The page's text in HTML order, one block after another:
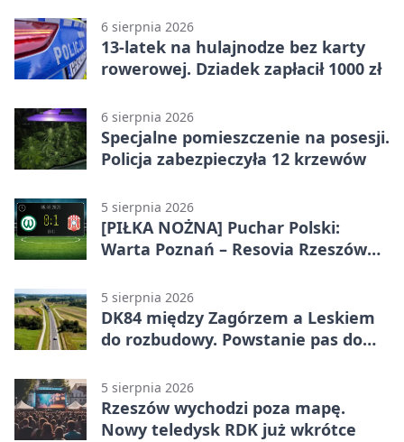
6 sierpnia 2026
13-latek na hulajnodze bez karty
rowerowej. Dziadek zapłacił 1000 zł
6 sierpnia 2026
Specjalne pomieszczenie na posesji.
Policja zabezpieczyła 12 krzewów
5 sierpnia 2026
[PIŁKA NOŻNA] Puchar Polski:
Warta Poznań – Resovia Rzeszów
pierwszoligowca
5 sierpnia 2026
DK84 między Zagórzem a Leskiem
do rozbudowy. Powstanie pas do
5 sierpnia 2026
Rzeszów wychodzi poza mapę.
Nowy teledysk RDK już wkrótce